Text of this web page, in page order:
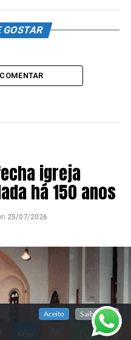
SOCIAIS
GOSTAR
igreja
há 150 anos
25/07/2026
Aceito Saiba mais